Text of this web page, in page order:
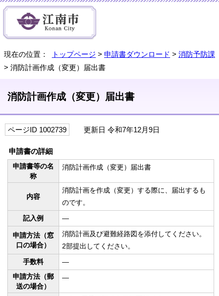
現在の位置： トップページ > 申請書ダウンロード > 消防予防課
> 消防計画作成（変更）届出書
消防計画作成（変更）届出書
ページID 1002739 更新日 令和7年12月9日
申請書の詳細
申請書等の名
称
消防計画作成（変更）届出書
内容
消防計画を作成（変更）する際に、届出するも
のです。
記入例
—
申請方法（窓
口の場合）
消防計画及び避難経路図を添付してください。
2部提出してください。
手数料
—
申請方法（郵
送の場合）
—